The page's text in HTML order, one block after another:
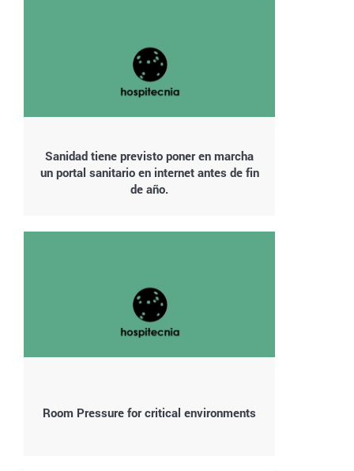
Sanidad tiene previsto poner en marcha
un portal sanitario en internet antes de fin
de año.
Room Pressure for critical environments